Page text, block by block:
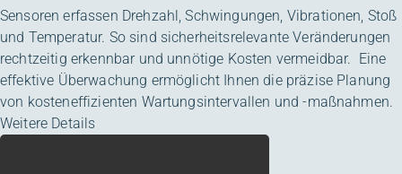
Sensoren erfassen Drehzahl, Schwingungen, Vibrationen, Stoß
und Temperatur. So sind sicherheitsrelevante Veränderungen
rechtzeitig erkennbar und unnötige Kosten vermeidbar. Eine
effektive Überwachung ermöglicht Ihnen die präzise Planung
von kosteneffizienten Wartungsintervallen und -maßnahmen.
Weitere Details